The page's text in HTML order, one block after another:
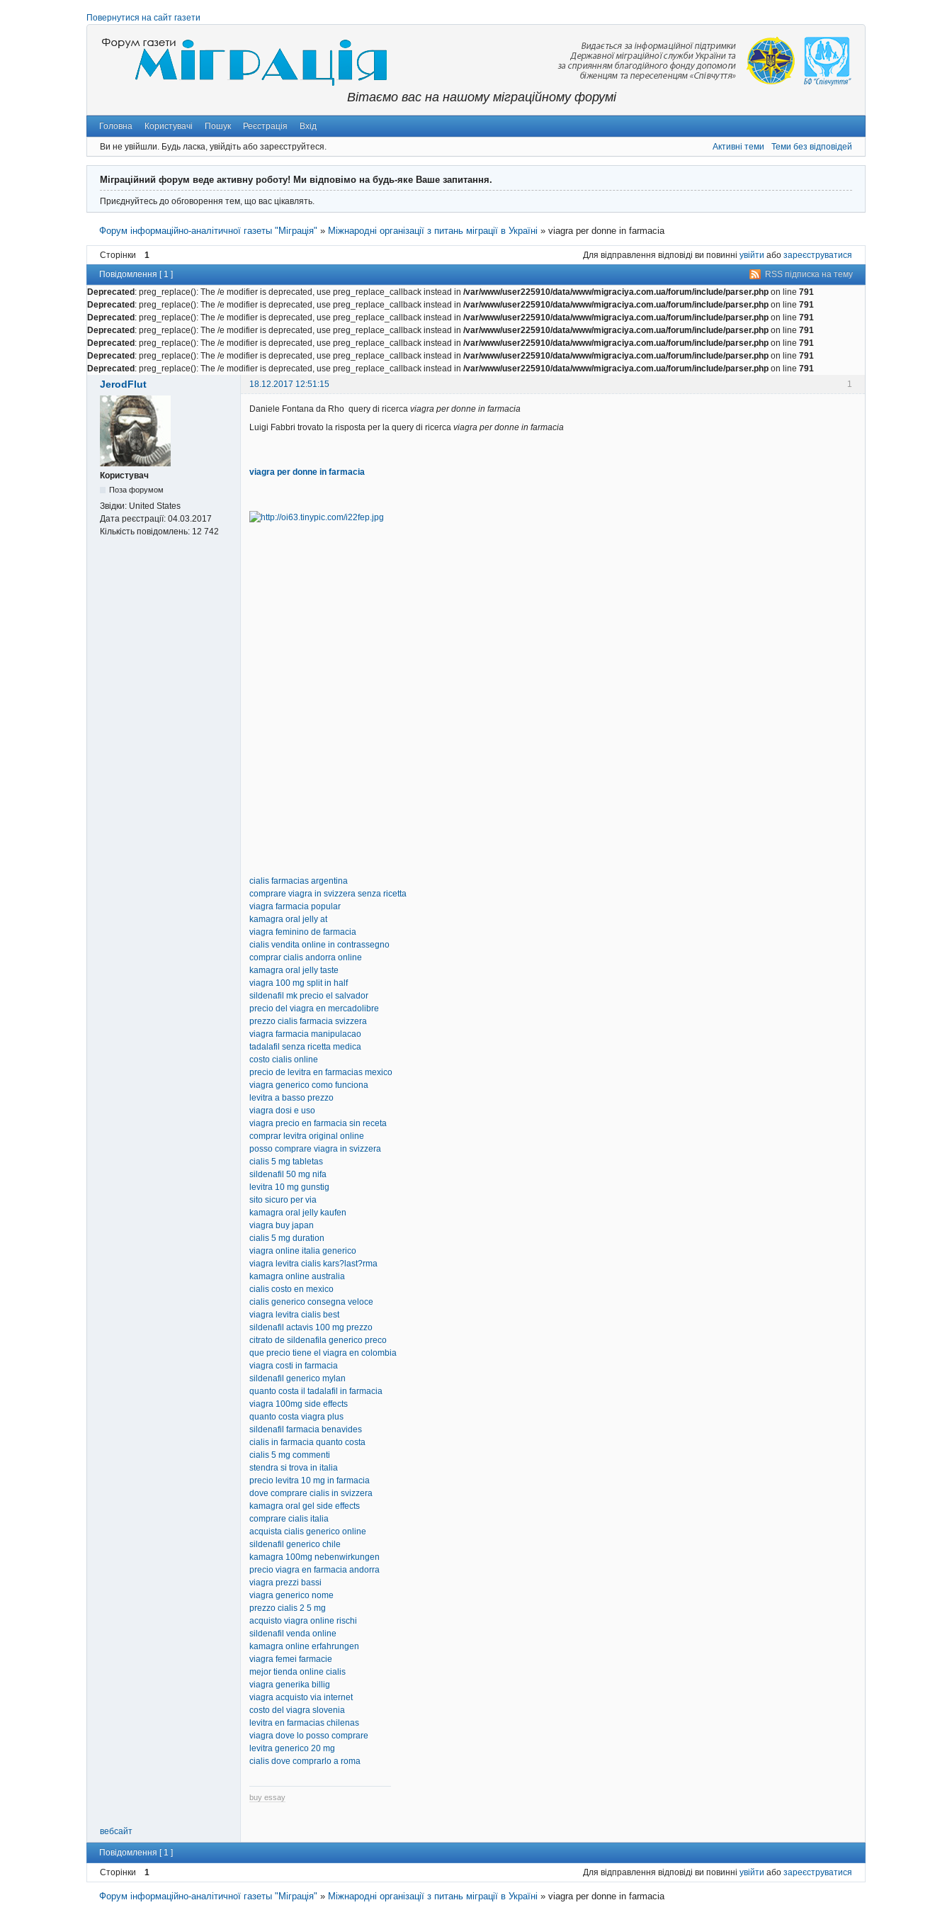
Повернутися на сайт газети
Вітаємо вас на нашому міграційному форумі
Головна Користувачі Пошук Реєстрація Вхід
Ви не увійшли. Будь ласка, увійдіть або зареєструйтеся. Активні теми Теми без відповідей
Міграційний форум веде активну роботу! Ми відповімо на будь-яке Ваше запитання.
Приєднуйтесь до обговорення тем, що вас цікавлять.
Форум інформаційно-аналітичної газеты "Міграція" » Міжнародні організації з питань міграції в Україні »viagra per donne in farmacia
Сторінки 1 Для відправлення відповіді ви повинні увійти або зареєструватися
RSS підписка на тему
Повідомлення [ 1 ]
Deprecated: preg_replace(): The /e modifier is deprecated, use preg_replace_callback instead in /var/www/user225910/data/www/migraciya.com.ua/forum/include/parser.php on line 791
Deprecated: preg_replace(): The /e modifier is deprecated, use preg_replace_callback instead in /var/www/user225910/data/www/migraciya.com.ua/forum/include/parser.php on line 791
Deprecated: preg_replace(): The /e modifier is deprecated, use preg_replace_callback instead in /var/www/user225910/data/www/migraciya.com.ua/forum/include/parser.php on line 791
Deprecated: preg_replace(): The /e modifier is deprecated, use preg_replace_callback instead in /var/www/user225910/data/www/migraciya.com.ua/forum/include/parser.php on line 791
Deprecated: preg_replace(): The /e modifier is deprecated, use preg_replace_callback instead in /var/www/user225910/data/www/migraciya.com.ua/forum/include/parser.php on line 791
Deprecated: preg_replace(): The /e modifier is deprecated, use preg_replace_callback instead in /var/www/user225910/data/www/migraciya.com.ua/forum/include/parser.php on line 791
Deprecated: preg_replace(): The /e modifier is deprecated, use preg_replace_callback instead in /var/www/user225910/data/www/migraciya.com.ua/forum/include/parser.php on line 791
1
JerodFlut 18.12.2017 12:51:15
Користувач
Поза форумом
Звідки: United States
Дата реєстрації: 04.03.2017
Кількість повідомлень: 12 742
Daniele Fontana da Rho query di ricerca viagra per donne in farmacia
Luigi Fabbri trovato la risposta per la query di ricerca viagra per donne in farmacia
viagra per donne in farmacia
cialis farmacias argentina
comprare viagra in svizzera senza ricetta
viagra farmacia popular
kamagra oral jelly at
viagra feminino de farmacia
cialis vendita online in contrassegno
comprar cialis andorra online
kamagra oral jelly taste
viagra 100 mg split in half
sildenafil mk precio el salvador
precio del viagra en mercadolibre
prezzo cialis farmacia svizzera
viagra farmacia manipulacao
tadalafil senza ricetta medica
costo cialis online
precio de levitra en farmacias mexico
viagra generico como funciona
levitra a basso prezzo
viagra dosi e uso
viagra precio en farmacia sin receta
comprar levitra original online
posso comprare viagra in svizzera
cialis 5 mg tabletas
sildenafil 50 mg nifa
levitra 10 mg gunstig
sito sicuro per via
kamagra oral jelly kaufen
viagra buy japan
cialis 5 mg duration
viagra online italia generico
viagra levitra cialis kars?last?rma
kamagra online australia
cialis costo en mexico
cialis generico consegna veloce
viagra levitra cialis best
sildenafil actavis 100 mg prezzo
citrato de sildenafila generico preco
que precio tiene el viagra en colombia
viagra costi in farmacia
sildenafil generico mylan
quanto costa il tadalafil in farmacia
viagra 100mg side effects
quanto costa viagra plus
sildenafil farmacia benavides
cialis in farmacia quanto costa
cialis 5 mg commenti
stendra si trova in italia
precio levitra 10 mg in farmacia
dove comprare cialis in svizzera
kamagra oral gel side effects
comprare cialis italia
acquista cialis generico online
sildenafil generico chile
kamagra 100mg nebenwirkungen
precio viagra en farmacia andorra
viagra prezzi bassi
viagra generico nome
prezzo cialis 2 5 mg
acquisto viagra online rischi
sildenafil venda online
kamagra online erfahrungen
viagra femei farmacie
mejor tienda online cialis
viagra generika billig
viagra acquisto via internet
costo del viagra slovenia
levitra en farmacias chilenas
viagra dove lo posso comprare
levitra generico 20 mg
cialis dove comprarlo a roma
buy essay
вебсайт
Повідомлення [ 1 ]
Сторінки
1 Для відправлення відповіді ви повинні увійти або зареєструватися
Форум інформаційно-аналітичної газеты "Міграція" » Міжнародні організації з питань міграції в Україні »viagra per donne in farmacia